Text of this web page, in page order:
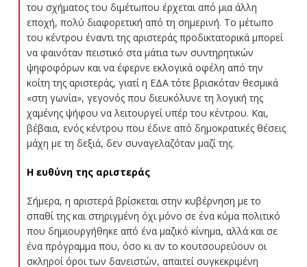
του σχήματος του διμέτωπου έρχεται από μια άλλη
εποχή, πολύ διαφορετική από τη σημερινή. Το μέτωπο
του κέντρου έναντι της αριστεράς προδικτατορικά μπορεί
να φαινόταν πειστικό στα μάτια των συντηρητικών
ψηφοφόρων και να έφερνε εκλογικά οφέλη από την
κοίτη της αριστεράς, γιατί η ΕΔΑ τότε βρισκόταν θεσμικά
«στη γωνία», γεγονός που διευκόλυνε τη λογική της
χαμένης ψήφου να λειτουργεί υπέρ του κέντρου. Και,
βέβαια, ενός κέντρου που έδινε από δημοκρατικές θέσεις
μάχη με τη δεξιά, δεν συναγελαζόταν μαζί της.
Η ευθύνη της αριστεράς
Σήμερα, η αριστερά βρίσκεται στην κυβέρνηση με το
σπαθί της και στηριγμένη όχι μόνο σε ένα κύμα πολιτικό
που δημιουργήθηκε από ένα μαζικό κίνημα, αλλά και σε
ένα πρόγραμμα που, όσο κι αν το κουτσουρεύουν οι
σκληροί όροι των δανειστών, απαιτεί συγκεκριμένη